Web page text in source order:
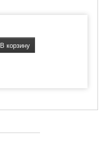
В корзину